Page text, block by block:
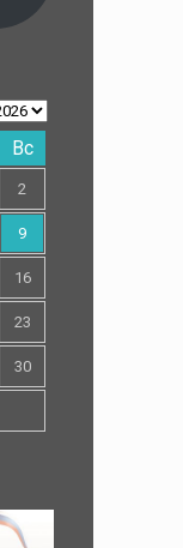
Вс
2
9
16
23
30